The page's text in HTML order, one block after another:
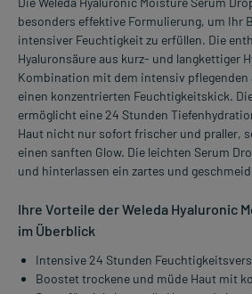
besonders effektive Formulierung, um Ihr
intensiver Feuchtigkeit zu erfüllen. Die
Hyaluronsäure aus kurz- und langkettiger
Kombination mit dem intensiv pflegenden
einen konzentrierten Feuchtigkeitskick.
ermöglicht eine 24 Stunden
Haut nicht nur sofort frischer und praller,
einen sanften Glow. Die leichten Serum
und hinterlassen ein zartes und
Ihre Vorteile der Weleda Hyaluronic
im Überblick
Intensive 24 Stunden
Boostet trockene und müde Haut mit